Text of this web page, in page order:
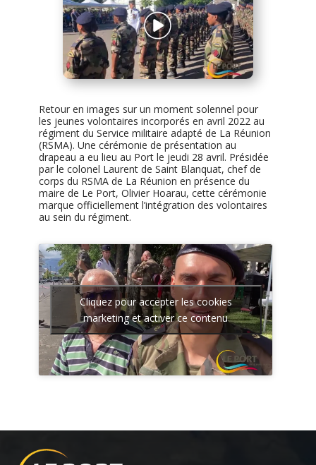
Retour en images sur un moment solennel pour
les jeunes volontaires incorporés en avril 2022 au
régiment du Service militaire adapté de La Réunion
(RSMA). Une cérémonie de présentation au
drapeau a eu lieu au Port le jeudi 28 avril. Présidée
par le colonel Laurent de Saint Blanquat, chef de
corps du RSMA de La Réunion en présence du
maire de Le Port, Olivier Hoarau, cette cérémonie
marque officiellement l’intégration des volontaires
au sein du régiment.
Cliquez pour accepter les cookies
marketing et activer ce contenu